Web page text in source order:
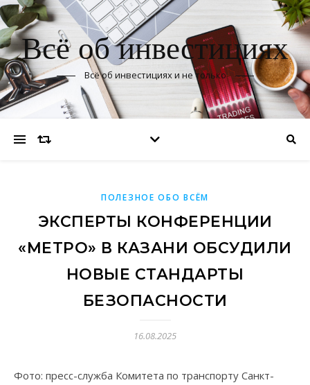
Всё об инвестициях
Всё об инвестициях и не только
ПОЛЕЗНОЕ ОБО ВСЁМ
ЭКСПЕРТЫ КОНФЕРЕНЦИИ
«МЕТРО» В КАЗАНИ ОБСУДИЛИ
НОВЫЕ СТАНДАРТЫ
БЕЗОПАСНОСТИ
16.08.2025
Фото: пресс-служба Комитета по транспорту Санкт-